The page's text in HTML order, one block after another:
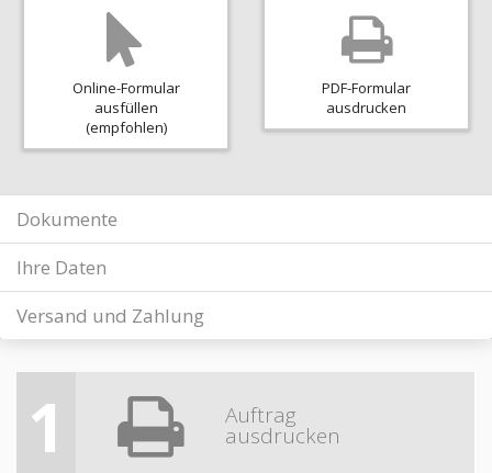
Online-Formular
ausfüllen
(empfohlen)
PDF-Formular
ausdrucken
Dokumente
Ihre Daten
Versand und Zahlung
1 Auftrag
ausdrucken